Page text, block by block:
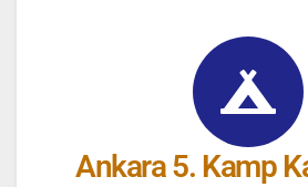
Ankara 5. Kamp